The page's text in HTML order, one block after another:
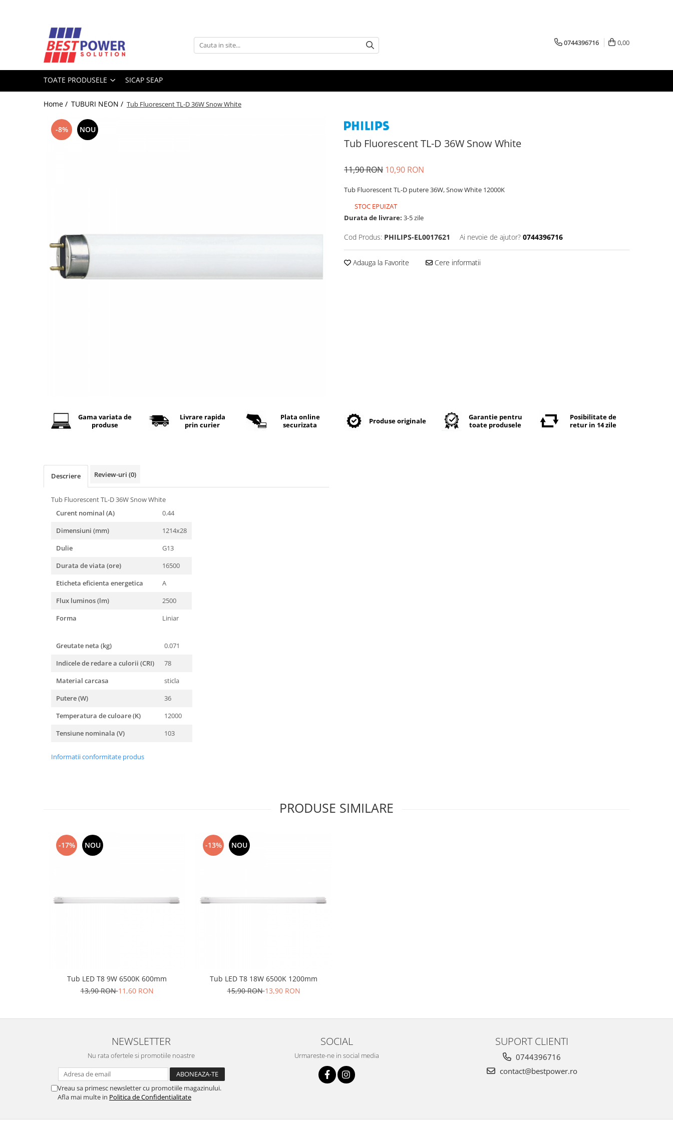
Toate Produsele
ACUMULATORI
Acumulatori Moto
Acumulatori Vehicule electrice
Baterii auditive
INCARCATOARE
0744396716 0,00
TOATE PRODUSELE SICAP SEAP
Home / TUBURI NEON / Tub Fluorescent TL-D 36W Snow White
Tub Fluorescent TL-D 36W Snow White
-8% NOU
11,90 RON 10,90 RON
Tub Fluorescent TL-D putere 36W, Snow White 12000K
STOC EPUIZAT
Durata de livrare: 3-5 zile
Cod Produs: PHILIPS-EL0017621 Ai nevoie de ajutor? 0744396716
Adauga la Favorite Cere informatii
Gama variata de
produse
Livrare rapida
prin curier
Plata online
securizata
Produse originale
Garantie pentru
toate produsele
Posibilitate de
retur in 14 zile
Descriere Review-uri (0)
Tub Fluorescent TL-D 36W Snow White
Curent nominal (A)
0.44
Dimensiuni (mm)
1214x28
Dulie
G13
Durata de viata (ore)
16500
Eticheta eficienta energetica
A
Flux luminos (lm)
2500
Forma
Liniar
Greutate neta (kg)
0.071
Indicele de redare a culorii (CRI)
78
Material carcasa
sticla
Putere (W)
36
Temperatura de culoare (K)
12000
Tensiune nominala (V)
103
Informatii conformitate produs
PRODUSE SIMILARE
-17% NOU
Tub LED T8 9W 6500K 600mm
13,90 RON11,60 RON
-13% NOU
Tub LED T8 18W 6500K 1200mm
15,90 RON13,90 RON
NEWSLETTER
Nu rata ofertele si promotiile noastre
Vreau sa primesc newsletter cu promotiile magazinului.
Afla mai multe in Politica de Confidentialitate
SOCIAL
Urmareste-ne in social media
SUPORT CLIENTI
0744396716
contact@bestpower.ro